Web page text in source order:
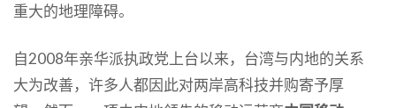
重大的地理障碍。
自2008年亲华派执政党上台以来，台湾与内地的关系
大为改善，许多人都因此对两岸高科技并购寄予厚